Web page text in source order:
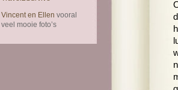
Vincent en Ellen vooral
veel mooie foto’s